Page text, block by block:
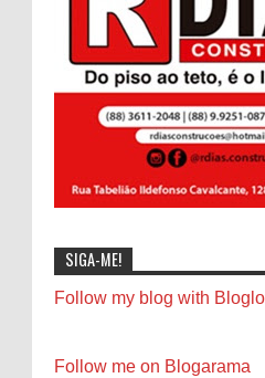
SIGA-ME!
Follow my blog with
Follow me on Blogarama